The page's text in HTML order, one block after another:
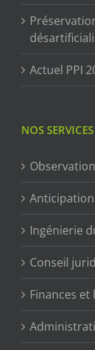
Actuel PPI
NOS SERVICES
Ingénierie
Conseil
Finances et